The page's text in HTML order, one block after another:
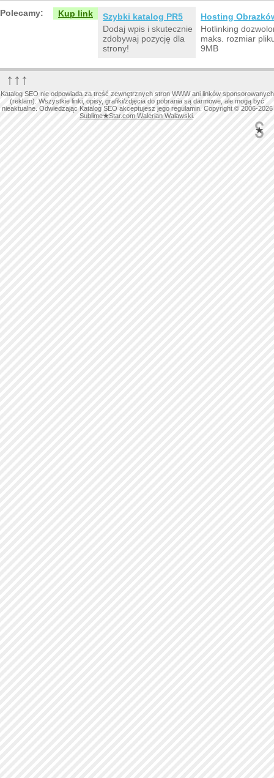
Polecamy: Kup link
Szybki katalog PR5
Dodaj wpis i skutecznie
zdobywaj pozycję dla
strony!
Hosting
Hotlinking
maks. rozmiar
9MB
↑↑↑
Katalog SEO nie odpowiada za treść zewnętrznych stron WWW ani linków sponsorowanych
(reklam). Wszystkie linki, opisy, grafiki/zdjęcia do pobrania są darmowe, ale mogą być
nieaktualne. Odwiedzając Katalog SEO akceptujesz jego regulamin. Copyright © 2006-2026
Sublime★Star.com Walerian Walawski